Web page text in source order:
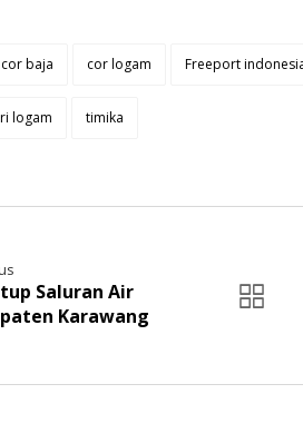
cor baja cor logam Freeport
logam timika
Saluran Air
Karawang